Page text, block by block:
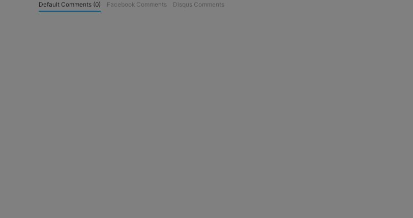
Default Comments (0) Facebook Comments Disqus Comments